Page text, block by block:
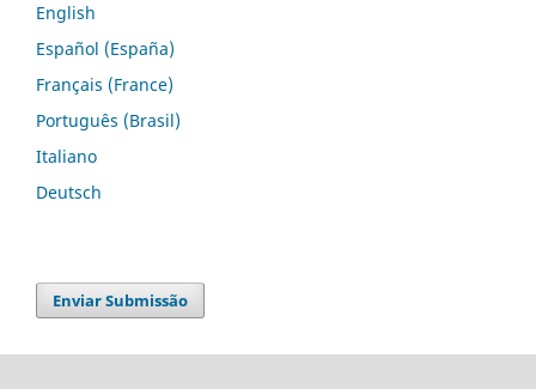
English
Español (España)
Français (France)
Português (Brasil)
Italiano
Deutsch
Enviar Submissão